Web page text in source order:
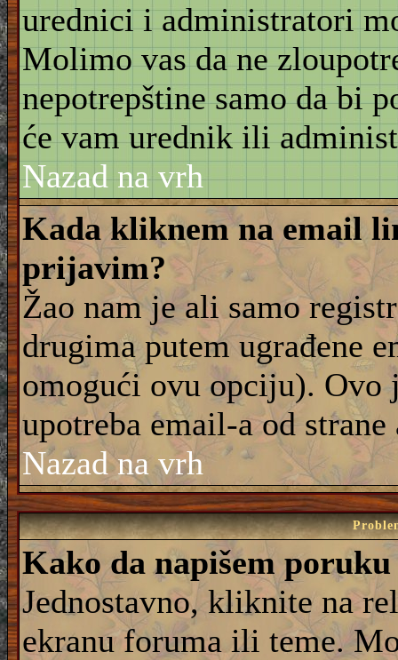
urednici i administratori
Molimo vas da ne
nepotrepštine samo da bi
će vam urednik ili
Nazad na vrh
Kada kliknem na email
prijavim?
Žao nam je ali samo
drugima putem ugrađene
omogući ovu opciju). Ovo
upotreba email-a od
Nazad na vrh
Kako da napišem
Jednostavno, kliknite na
ekranu foruma ili teme.